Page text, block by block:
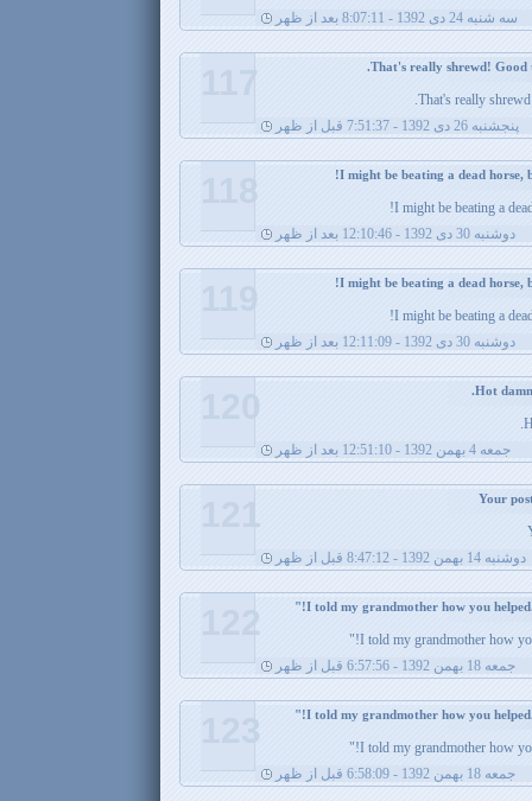
سه شنبه 24 دی 1392 - 8:07:11 بعد از ظهر
That's really
پنجشنبه 26 دی 1392 - 7:51:37 قبل از ظهر
117
I might be beating a
دوشنبه 30 دی 1392 - 12:10:46 بعد از ظهر
118
I might be beating a
دوشنبه 30 دی 1392 - 12:11:09 بعد از ظهر
119
جمعه 4 بهمن 1392 - 12:51:10 بعد از ظهر
120
دوشنبه 14 بهمن 1392 - 8:47:12 قبل از ظهر
121
I told my grandmother how
جمعه 18 بهمن 1392 - 6:57:56 قبل از ظهر
122
I told my grandmother how
جمعه 18 بهمن 1392 - 6:58:09 قبل از ظهر
123